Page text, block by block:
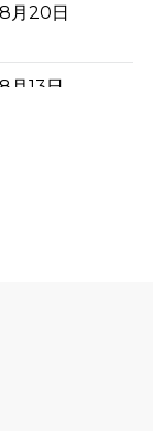
月20日
月13日
月23日